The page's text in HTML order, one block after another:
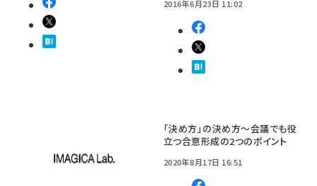
2016年6月23日 11:02
「決め方」の決め方〜会議でも役
立つ合意形成の2つのポイント
2020年8月17日 16:51